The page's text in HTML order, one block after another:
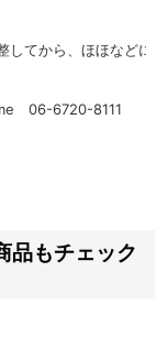
してから、ほほなど
06-6720-8111
品もチェック